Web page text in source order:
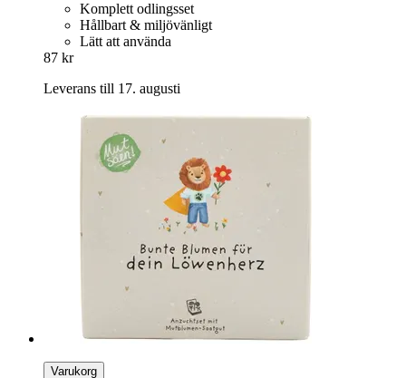
Komplett odlingsset
Hållbart & miljövänligt
Lätt att använda
87 kr
Leverans till 17. augusti
Varukorg